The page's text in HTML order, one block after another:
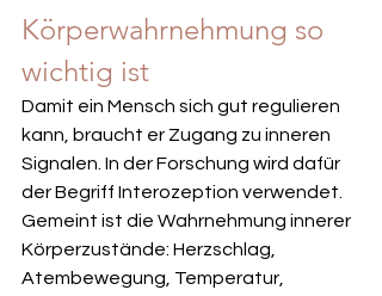
Körperwahrnehmung so
wichtig ist
Damit ein Mensch sich gut regulieren
kann, braucht er Zugang zu inneren
Signalen. In der Forschung wird dafür
der Begriff Interozeption verwendet.
Gemeint ist die Wahrnehmung innerer
Körperzustände: Herzschlag,
Atembewegung, Temperatur,